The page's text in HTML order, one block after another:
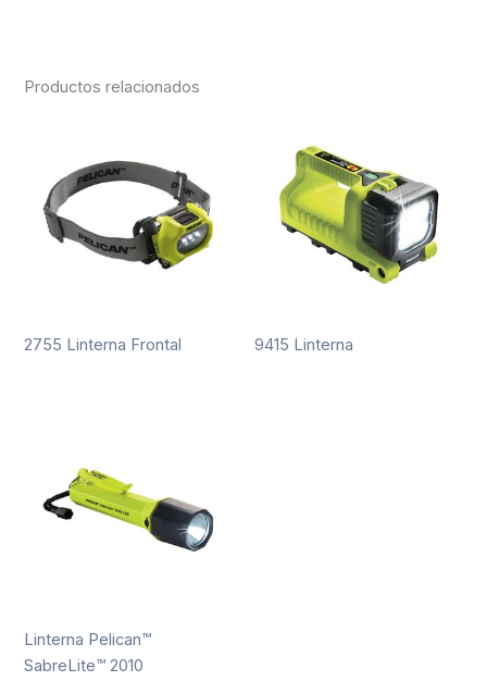
Productos relacionados
2755 Linterna Frontal 9415 Linterna
Linterna Pelican™
SabreLite™ 2010